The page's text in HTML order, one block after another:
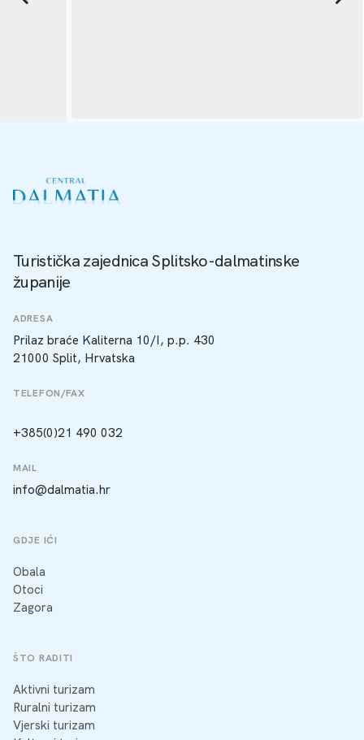
Turistička zajednica Splitsko-dalmatinske
županije
ADRESA
Prilaz braće Kaliterna 10/I, p.p. 430
21000 Split, Hrvatska
TELEFON/FAX
+385(0)21 490 032
MAIL
info@dalmatia.hr
GDJE IĆI
Obala
Otoci
Zagora
ŠTO RADITI
Aktivni turizam
Ruralni turizam
Vjerski turizam